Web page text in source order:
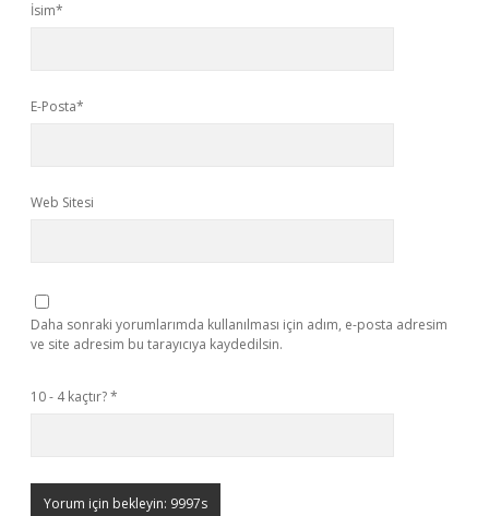
İsim*
E-Posta*
Web Sitesi
Daha sonraki yorumlarımda kullanılması için adım, e-posta adresim
ve site adresim bu tarayıcıya kaydedilsin.
10 - 4 kaçtır?*